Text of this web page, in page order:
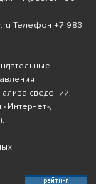
Телефон +7-983-
сведений,